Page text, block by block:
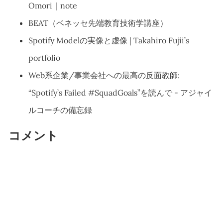
Omori｜note
BEAT（ベネッセ先端教育技術学講座）
Spotify Modelの実像と虚像 | Takahiro Fujii’s
portfolio
Web系企業/事業会社への最高の反面教師:
“Spotify’s Failed #SquadGoals”を読んで - アジャイ
ルコーチの備忘録
コメント